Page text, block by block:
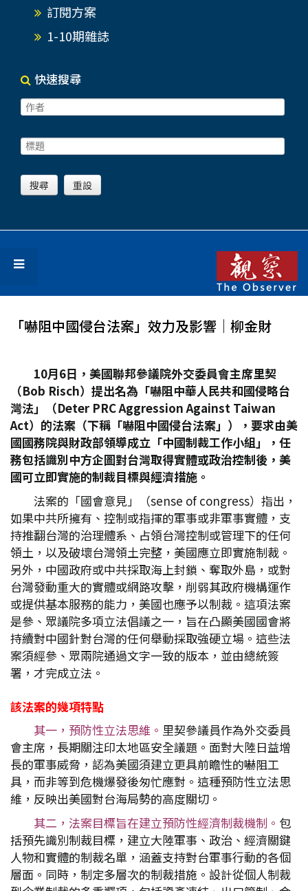
訂閱方案
1-10期雜誌
快速搜尋
「嚇阻中國侵台法案」效力及影響│柳金財
10月6日，美國聯邦參議院外交委員會主席里契
（Bob Risch）提出名為「嚇阻中華人民共和國侵略台
灣法」（Deter PRC Aggression Against Taiwan
Act）的法案（下稱「嚇阻中國侵台法案」），要求由美
國國務院與財政部領導成立「中國制裁工作小組」，任
務包括識別中方企圖對台灣取得實體或政治控制後，美
國可立即實施的制裁目標與經濟措施。
法案的「國會意見」（sense of congress）指出，
如果中共所擁有、控制或指揮的軍事或非軍事實體，支
持推翻台灣的治理體系、占領台灣控制或管理下的任何
領土，以及破壞台灣領土完整，美國應立即實施制裁。
另外，中國政府或中共採取海上封鎖、奪取外島，或對
台灣發動重大的實體或網路攻擊，削弱其政府機構運作
或提供基本服務的能力，美國也應予以制裁。這項法案
是參、眾議院多項立法倡議之一，旨在凸顯美國國會將
持續對中國針對台灣的任何舉動採取強硬立場。這些法
案須經參、眾兩院通過文字一致的版本，並由總統簽
署，才完成立法。
該法案的幾項特點
其一，預防性立法思維。 里契參議員作為外交委員
會主席，長期關注印太地區安全議題。面對大陸日益增
長的軍事威脅，認為美國須建立更具前瞻性的嚇阻工
具，而非等到危機爆發後匆忙應對。這種預防性立法思
維，反映出美國對台海局勢的高度關切。
其二，法案目標旨在建立預防性經濟制裁機制。 包
括預先識別制裁目標，建立大陸軍事、政治、經濟關鍵
人物和實體的制裁名單，涵蓋支持對台軍事行動的各個
層面。同時，制定多層次的制裁措施。設計從個人制裁